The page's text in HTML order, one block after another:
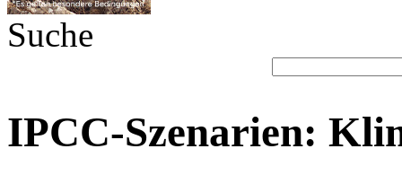
Suche
IPCC-Szenarien: